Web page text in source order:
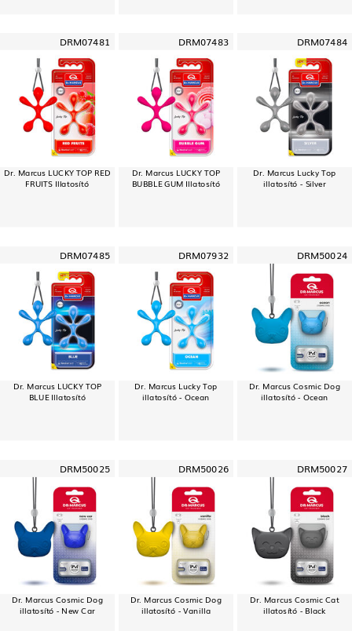
DRM07481
Dr. Marcus LUCKY TOP RED
FRUITS Illatosító
DRM07483
Dr. Marcus LUCKY TOP
BUBBLE GUM Illatosító
DRM07484
Dr. Marcus Lucky Top
illatosító - Silver
DRM07485
Dr. Marcus LUCKY TOP
BLUE Illatosító
DRM07932
Dr. Marcus Lucky Top
illatosító - Ocean
DRM50024
Dr. Marcus Cosmic Dog
illatosító - Ocean
DRM50025
Dr. Marcus Cosmic Dog
illatosító - New Car
DRM50026
Dr. Marcus Cosmic Dog
illatosító - Vanilla
DRM50027
Dr. Marcus Cosmic Cat
illatosító - Black